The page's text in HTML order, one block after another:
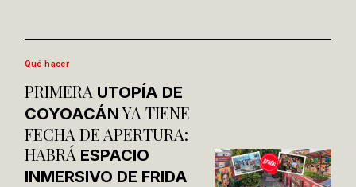
Qué hacer
PRIMERA UTOPÍA DE
COYOACÁN YA TIENE
FECHA DE APERTURA:
HABRÁ ESPACIO
INMERSIVO DE FRIDA